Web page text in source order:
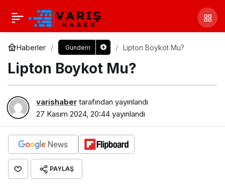
Haberler Gündem Lipton Boykot Mu?
Lipton Boykot Mu?
varishaber tarafından yayınlandı
27 Kasım 2024, 20:44 yayınlandı
PAYLAŞ